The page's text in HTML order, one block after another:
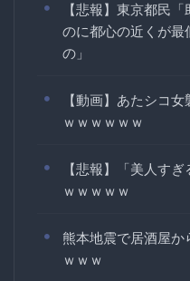
【悲報】東京都民
のに都心の近くが最
の」
【動画】あたシコ
ｗｗｗｗｗｗ
【悲報】「美人す
ｗｗｗｗｗ
熊本地震で居酒屋か
ｗｗｗ